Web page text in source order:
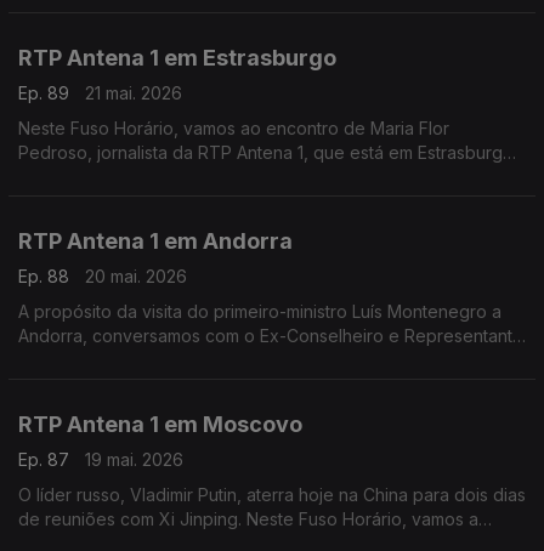
RTP Antena 1 em Estrasburgo
Ep. 89
21 mai. 2026
Neste Fuso Horário, vamos ao encontro de Maria Flor
Pedroso, jornalista da RTP Antena 1, que está em Estrasburgo
RTP Antena 1 em Andorra
Ep. 88
20 mai. 2026
A propósito da visita do primeiro-ministro Luís Montenegro a
Andorra, conversamos com o Ex-Conselheiro e Representante
RTP Antena 1 em Moscovo
Ep. 87
19 mai. 2026
O líder russo, Vladimir Putin, aterra hoje na China para dois dias
de reuniões com Xi Jinping. Neste Fuso Horário, vamos a